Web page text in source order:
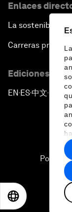
Enlaces
La sostenibilidad
Carreras
Ediciones en
EN ▪ES▪中文▪ 日本語
Política